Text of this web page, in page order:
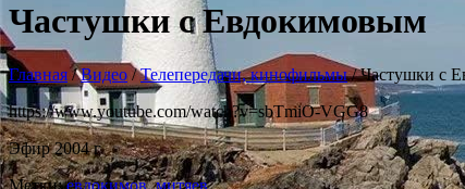
Частушки с Евдокимовым
Главная/Видео /Телепередачи, кинофильмы/Частушки с
https://www.youtube.com/watch?v=sbTmiO-VGG8
Эфир 2004 г
Метки:евдокимов,митяев